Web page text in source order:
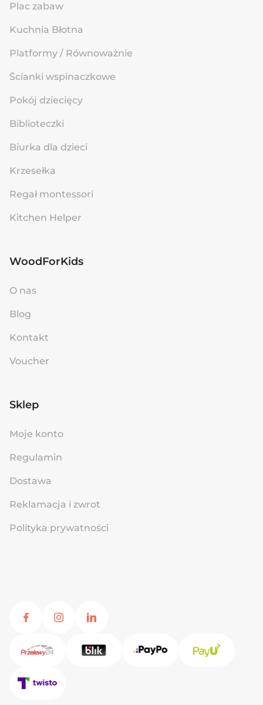
Plac zabaw
Kuchnia Błotna
Platformy / Równoważnie
Ścianki wspinaczkowe
Pokój dziecięcy
Biblioteczki
Biurka dla dzieci
Krzesełka
Regał montessori
Kitchen Helper
WoodForKids
O nas
Blog
Kontakt
Voucher
Sklep
Moje konto
Regulamin
Dostawa
Reklamacja i zwrot
Polityka prywatności